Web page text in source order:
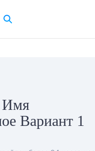
Имя
Вариант 1